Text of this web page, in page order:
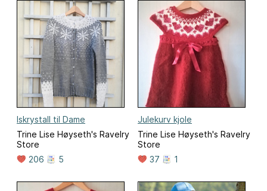
Iskrystall til Dame
Trine Lise Høyseth's Ravelry
Store
206
5
Julekurv kjole
Trine Lise Høyseth's Ravelry
Store
37
1